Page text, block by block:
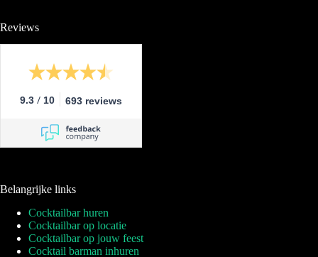
Reviews
9.3 / 10 693 reviews
Belangrijke links
Cocktailbar huren
Cocktailbar op locatie
Cocktailbar op jouw feest
Cocktail barman inhuren